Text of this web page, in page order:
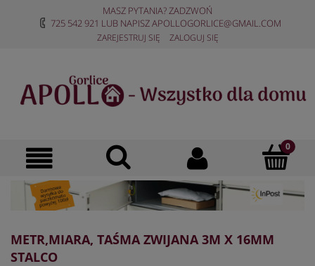
MASZ PYTANIA? ZADZWOŃ
725 542 921 LUB NAPISZAPOLLOGORLICE@GMAIL.COM
ZAREJESTRUJ SIĘ ZALOGUJ SIĘ
METR,MIARA, TAŚMA ZWIJANA 3M X 16MM
STALCO